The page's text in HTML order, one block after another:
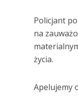
Policjant
na
życia.
Apelujemy